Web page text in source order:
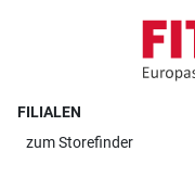
FILIALEN
zumStorefinder